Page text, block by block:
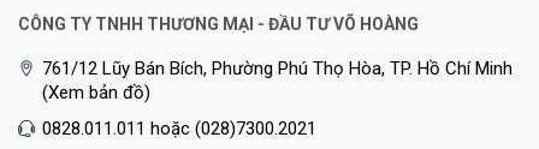
chiếu kép để phù hợp với nhu cầu của bạn. Kích hoạt còi báo động
tích hợp cùng với báo động ánh sáng để ngăn chặn những kẻ xâm
nhập không mong muốn một cách hiệu quả.
CÔNG TY TNHH THƯƠNG MẠI - ĐẦU TƯ VÕ HOÀNG
761/12 Lũy Bán Bích, Phường Phú Thọ Hòa, TP. Hồ Chí Minh
(Xem bản đồ)
0828.011.011 hoặc (028)7300.2021